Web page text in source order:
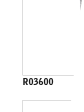
R03600